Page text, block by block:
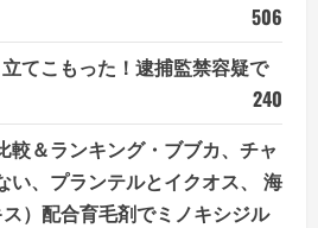
506
てこもった！逮捕監禁容疑で
240
較＆ランキング・ブブカ、チャ
い、プランテルとイクオス、 海
）配合育毛剤でミノキシジル